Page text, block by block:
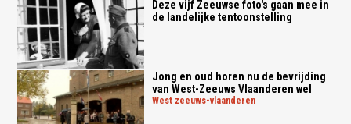
Deze vijf Zeeuwse foto's gaan mee in
de landelijke tentoonstelling
Jong en oud horen nu de bevrijding
van West-Zeeuws Vlaanderen wel
west zeeuws-vlaanderen